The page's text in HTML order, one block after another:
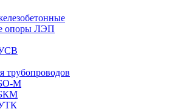
опоры ЛЭП
трубопроводов
М